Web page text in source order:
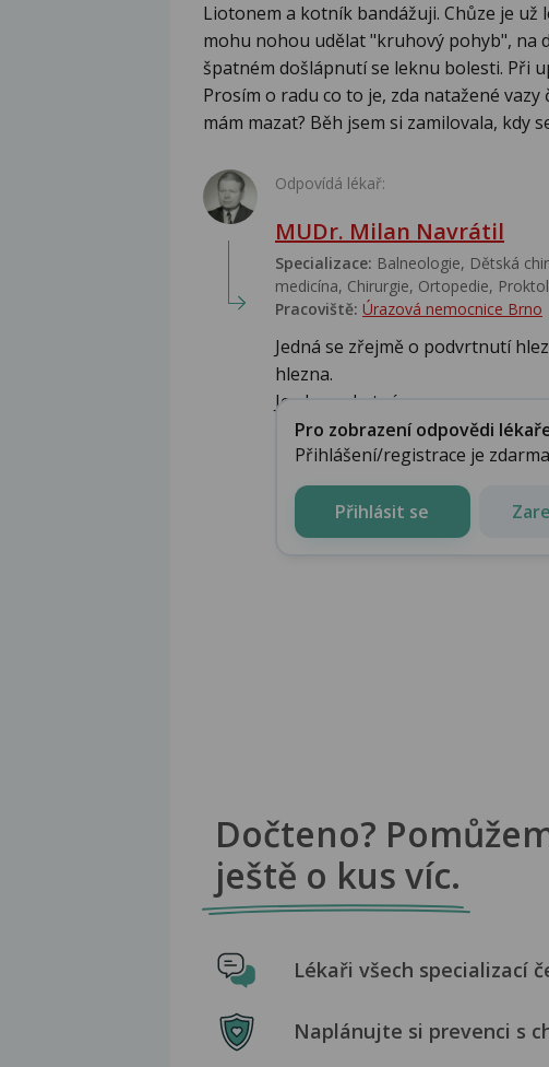
Liotonem a kotník bandážuji. Chůze je už
mohu nohou udělat "kruhový pohyb", na
špatném došlápnutí se leknu bolesti. Při
Prosím o radu co to je, zda natažené
mám mazat? Běh jsem si zamilovala, kdy
Odpovídá lékař:
MUDr. Milan Navrátil
Specializace: Balneologie, Dětská
medicína, Chirurgie, Ortopedie,
Pracoviště: Úrazová nemocnice Brno
Jedná se zřejmě o podvrtnutí
hlezna.
Je ale nezbytné ...
Pro zobrazení odpovědi
Přihlášení/registrace je
Přihlásit se
Dočteno?
ještě o kus víc.
Lékaři všech specializací
Naplánujte si prevenci s